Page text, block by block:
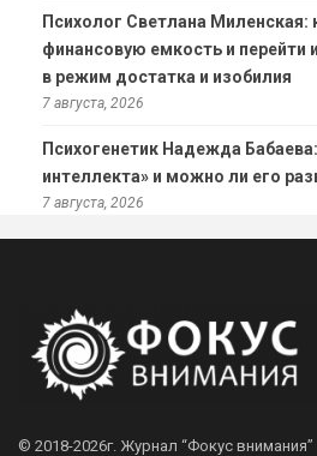
Психолог Светлана Миленская:
финансовую емкость и перейти
в режим достатка и изобилия
7 августа, 2026
Психогенетик Надежда
интеллекта» и можно ли его
7 августа, 2026
© 2018-2026г. Журнал “Фокус